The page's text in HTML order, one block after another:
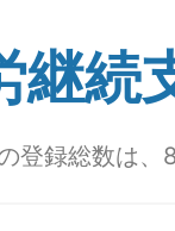
継続
登録総数は、